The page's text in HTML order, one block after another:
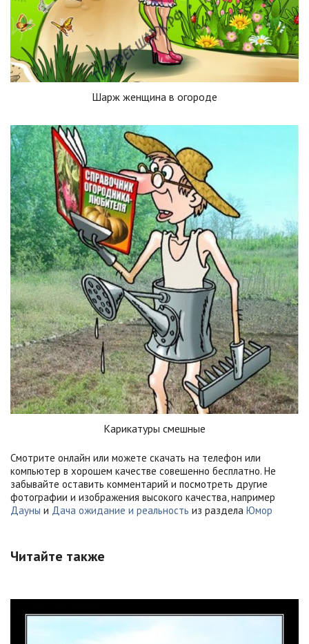
Шарж женщина в огороде
Карикатуры смешные
Смотрите онлайн или можете скачать на телефон или
компьютер в хорошем качестве совешенно бесплатно. Не
забывайте оставить комментарий и посмотреть другие
фотографии и изображения высокого качества, например
Дауны и Дача ожидание и реальность из раздела Юмор
Читайте также